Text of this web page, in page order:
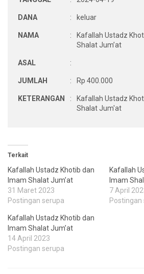
DANA : keluar
NAMA :
Kafallah Ustadz
Shalat Jum’at
ASAL :
JUMLAH : Rp 400.000
KETERANGAN :
Kafallah Ustadz
Shalat Jum'at
Terkait
Kafallah Ustadz Khotib dan
Imam Shalat Jum’at
31 Maret 2023
Postingan serupa
Kafallah
Imam
7 April
Postingan
Kafallah Ustadz Khotib dan
Imam Shalat Jum’at
14 April 2023
Postingan serupa